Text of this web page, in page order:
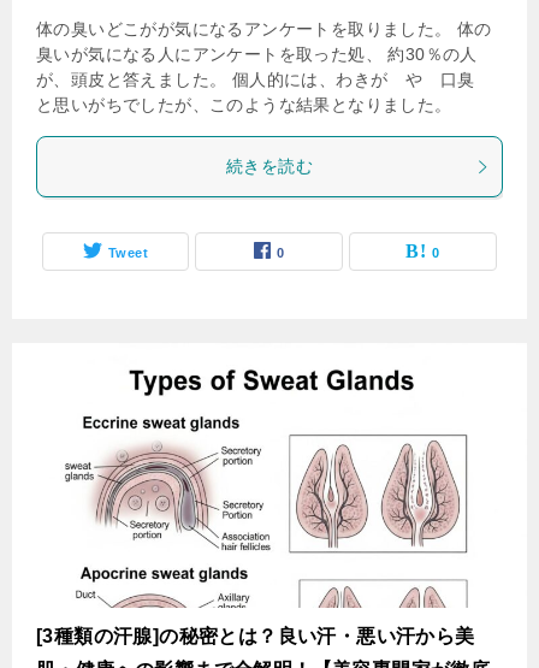
体の臭いどこがが気になるアンケートを取りました。 体の
臭いが気になる人にアンケートを取った処、 約30％の人
が、頭皮と答えました。 個人的には、わきが や 口臭
と思いがちでしたが、このような結果となりました。
続きを読む
Tweet 0 0
[3種類の汗腺]の秘密とは？良い汗・悪い汗から美